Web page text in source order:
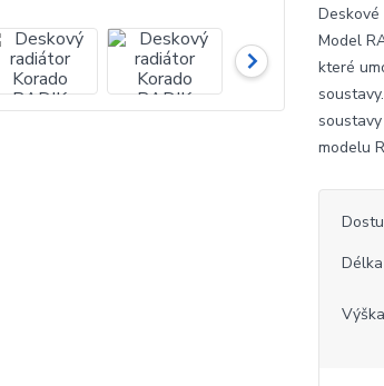
Model
které
modelu
Délka
Výška